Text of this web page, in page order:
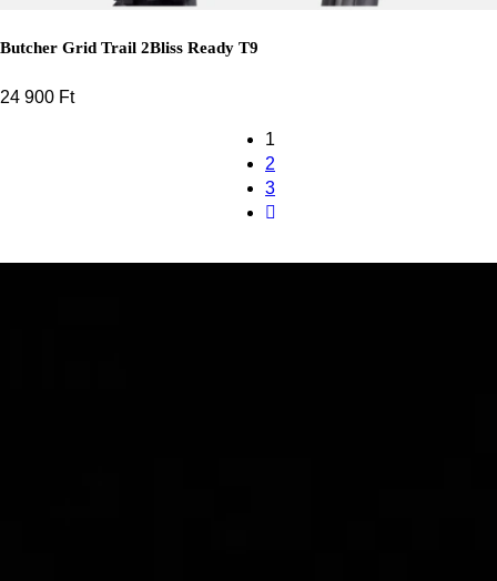
Butcher Grid Trail 2Bliss Ready T9
24 900 Ft
1
2
3